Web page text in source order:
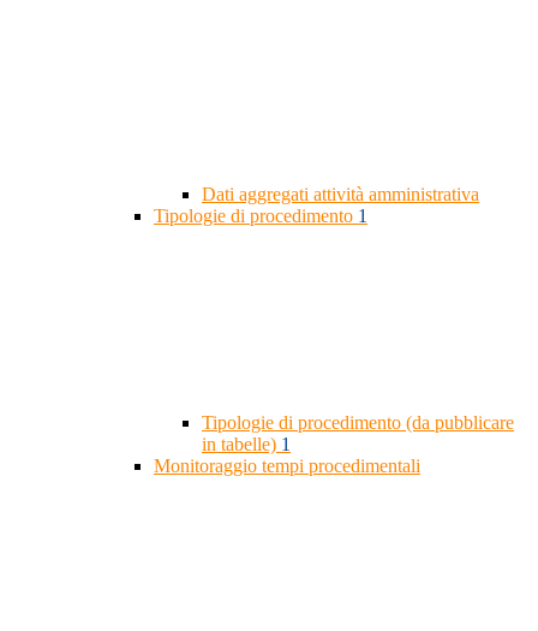
Dati aggregati attività amministrativa
Tipologie di procedimento 1
Tipologie di procedimento (da pubblicare
in tabelle) 1
Monitoraggio tempi procedimentali